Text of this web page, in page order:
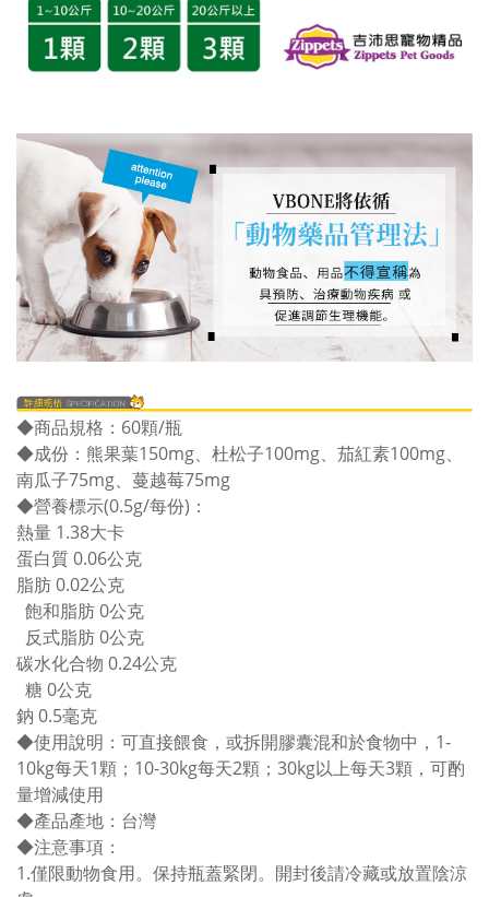
◆商品規格：60顆/瓶
◆成份：熊果葉150mg、杜松子100mg、茄紅素100mg、
南瓜子75mg、蔓越莓75mg
◆營養標示(0.5g/每份)：
熱量 1.38大卡
蛋白質 0.06公克
脂肪 0.02公克
飽和脂肪 0公克
反式脂肪 0公克
碳水化合物 0.24公克
糖 0公克
鈉 0.5毫克
◆使用說明：可直接餵食，或拆開膠囊混和於食物中，1-
10kg每天1顆；10-30kg每天2顆；30kg以上每天3顆，可酌
量增減使用
◆產品產地：台灣
◆注意事項：
1.僅限動物食用。保持瓶蓋緊閉。開封後請冷藏或放置陰涼